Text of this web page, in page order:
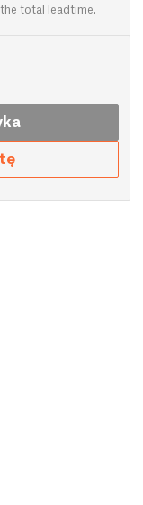
total leadtime.